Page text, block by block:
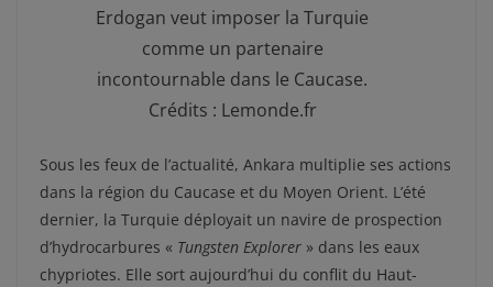
Erdogan veut imposer la Turquie
comme un partenaire
incontournable dans le Caucase.
Crédits : Lemonde.fr
Sous les feux de l’actualité, Ankara multiplie ses actions
dans la région du Caucase et du Moyen Orient. L’été
dernier, la Turquie déployait un navire de prospection
d’hydrocarbures « Tungsten Explorer » dans les eaux
chypriotes. Elle sort aujourd’hui du conflit du Haut-